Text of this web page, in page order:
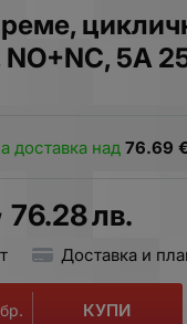
5A
доставка над76.69 €
76.28лв.
Доставка и
бр. КУПИ